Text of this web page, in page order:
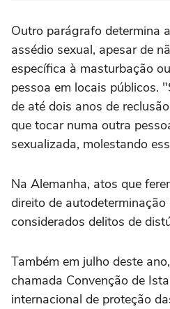
Outro parágrafo determina
assédio sexual, apesar de
específica à masturbação
pessoa em locais públicos.
de até dois anos de
que tocar numa outra
sexualizada, molestando
Na Alemanha, atos que
direito de
considerados delitos de
Também em julho deste
chamada Convenção de
internacional de proteção